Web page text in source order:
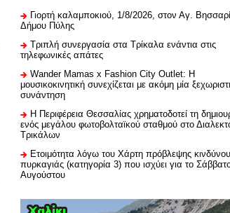
Γιορτή καλαμποκιού, 1/8/2026, στον Αγ.
Δήμου Πύλης
Τριπλή συνεργασία στα Τρίκαλα ενάντια στις
τηλεφωνικές απάτες
Wander Mamas x Fashion City Outlet: Η
μουσικοκινητική συνεχίζεται με ακόμη μία
συνάντηση
H Περιφέρεια Θεσσαλίας χρηματοδοτεί τη
ενός μεγάλου φωτοβολταϊκού σταθμού στο
Τρικάλων
Ετοιμότητα λόγω του Χάρτη πρόβλεψης κινδύνου
πυρκαγιάς (κατηγορία 3) που ισχύει για το
Αυγούστου